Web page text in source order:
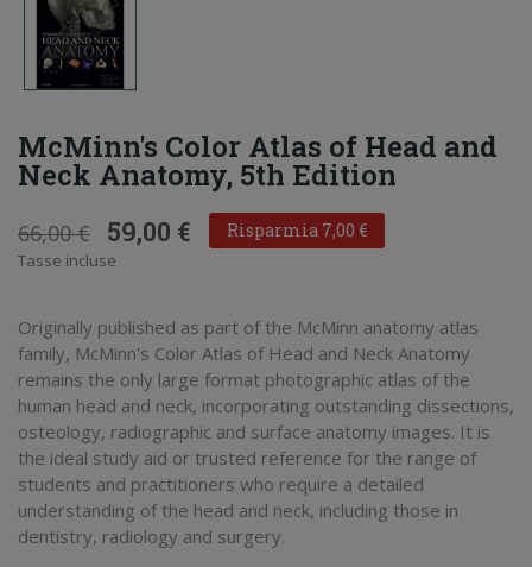
McMinn's Color Atlas of Head and
Neck Anatomy, 5th Edition
66,00 € 59,00 € Risparmia 7,00 €
Tasse incluse
Originally published as part of the McMinn anatomy atlas
family, McMinn's Color Atlas of Head and Neck Anatomy
remains the only large format photographic atlas of the
human head and neck, incorporating outstanding dissections,
osteology, radiographic and surface anatomy images. It is
the ideal study aid or trusted reference for the range of
students and practitioners who require a detailed
understanding of the head and neck, including those in
dentistry, radiology and surgery.